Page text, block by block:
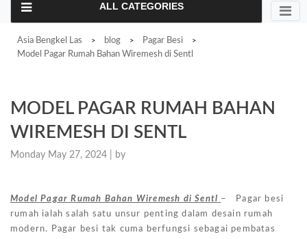
ALL CATEGORIES
Asia Bengkel Las > blog > Pagar Besi >
Model Pagar Rumah Bahan Wiremesh di Sentl
MODEL PAGAR RUMAH BAHAN
WIREMESH DI SENTL
Monday May 27, 2024 | by
Model Pagar Rumah Bahan Wiremesh di Sentl – Pagar besi
rumah ialah salah satu unsur penting dalam desain rumah
modern. Pagar besi tak cuma berfungsi sebagai pembatas